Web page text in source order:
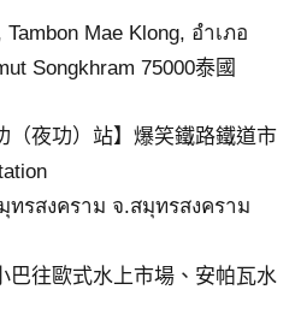
Mae Klong, อำเภอ
Songkhram 75000泰國
（夜功）站】爆笑鐵路鐵道市
ทรสงคราม จ.สมุทรสงคราม
巴往歐式水上市場、安帕瓦水